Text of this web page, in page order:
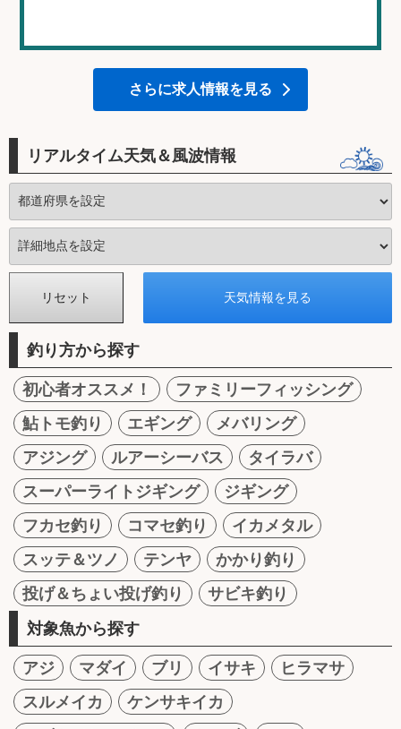
さらに求人情報を見る
リアルタイム天気＆風波情報
釣り方から探す
初心者オススメ！
ファミリーフィッシング
鮎トモ釣り
エギング
メバリング
アジング
ルアーシーバス
タイラバ
スーパーライトジギング
ジギング
フカセ釣り
コマセ釣り
イカメタル
スッテ＆ツノ
テンヤ
かかり釣り
投げ＆ちょい投げ釣り
サビキ釣り
対象魚から探す
アジ マダイ ブリ イサキ
ヒラマサ
スルメイカ
ケンサキイカ